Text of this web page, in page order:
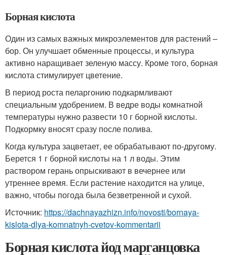
Борная кислота
Один из самых важных микроэлементов для растений –
бор. Он улучшает обменные процессы, и культура
активно наращивает зеленую массу. Кроме того, борная
кислота стимулирует цветение.
В период роста пеларгонию подкармливают
специальным удобрением. В ведре воды комнатной
температуры нужно развести 10 г борной кислоты.
Подкормку вносят сразу после полива.
Когда культура зацветает, ее обрабатывают по-другому.
Берется 1 г борной кислоты на 1 л воды. Этим
раствором герань опрыскивают в вечернее или
утреннее время. Если растение находится на улице,
важно, чтобы погода была безветренной и сухой.
Источник: https://dachnayazhizn.info/novosti/bornaya-
kislota-dlya-komnatnyh-cvetov-kommentarii
Борная кислота йод марганцовка